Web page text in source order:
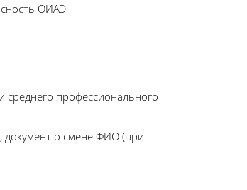
ОИАЭ
среднего профессионального
о смене ФИО (при